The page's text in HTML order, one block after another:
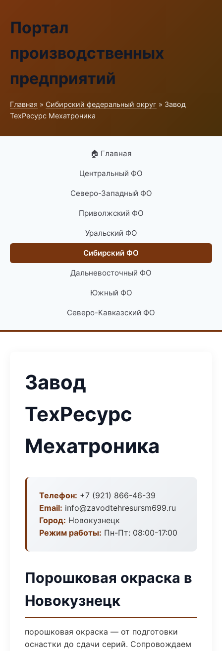
Портал
производственных
предприятий
Главная » Сибирский федеральный округ » Завод
ТехРесурс Мехатроника
🏠 Главная
Центральный ФО
Северо-Западный ФО
Приволжский ФО
Уральский ФО
Сибирский ФО
Дальневосточный ФО
Южный ФО
Северо-Кавказский ФО
Завод
ТехРесурс
Мехатроника
Телефон: +7 (921) 866-46-39
Email: info@zavodtehresursm699.ru
Город: Новокузнецк
Режим работы: Пн-Пт: 08:00-17:00
Порошковая окраска в
Новокузнецк
порошковая окраска — от подготовки
оснастки до сдачи серий. Сопровождаем